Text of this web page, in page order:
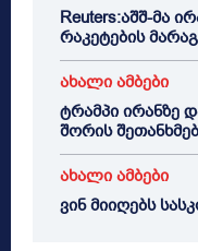
Reuters:აშშ-მა
რაკეტების
ახალი ამბები
ტრამპი ირანზე
შორის
ახალი ამბები
ვინ მიიღებს